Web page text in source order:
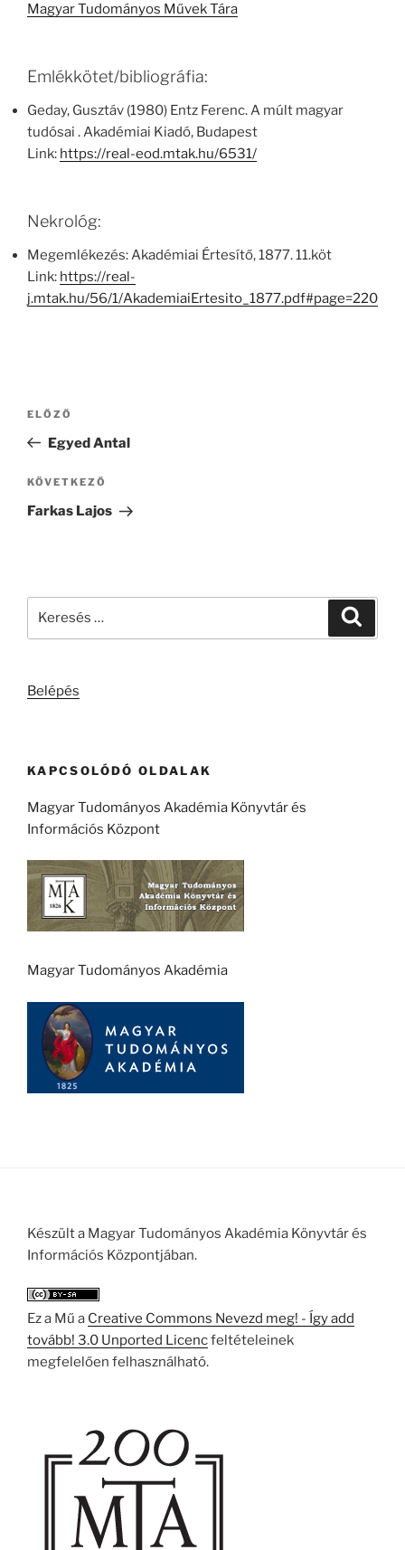
Magyar Tudományos Művek Tára
Emlékkötet/bibliográfia:
Geday, Gusztáv (1980) Entz Ferenc. A múlt magyar
tudósai . Akadémiai Kiadó, Budapest
Link: https://real-eod.mtak.hu/6531/
Nekrológ:
Megemlékezés: Akadémiai Értesítő, 1877. 11.köt
Link: https://real-
j.mtak.hu/56/1/AkademiaiErtesito_1877.pdf#page=220
Bejegyzés
Korábbi
bejegyzés
ELŐZŐ
Egyed Antal
Következő
bejegyzés
KÖVETKEZŐ
Farkas Lajos
Belépés
KAPCSOLÓDÓ OLDALAK
Magyar Tudományos Akadémia Könyvtár és
Információs Központ
Magyar Tudományos Akadémia
Készült a Magyar Tudományos Akadémia Könyvtár és
Információs Központjában.
Ez a Mű a Creative Commons Nevezd meg! - Így add
tovább! 3.0 Unported Licencfeltételeinek
megfelelően felhasználható.